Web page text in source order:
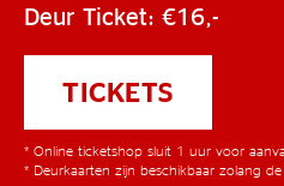
Deur Ticket: €16,-
TICKETS
* Online ticketshop sluit 1 uur voor
* Deurkaarten zijn beschikbaar zolang